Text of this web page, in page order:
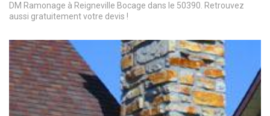
DM Ramonage à Reigneville Bocage dans le 50390. Retrouvez
aussi gratuitement votre devis !